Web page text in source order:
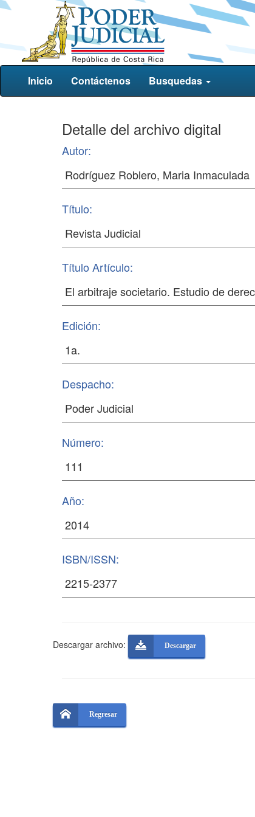
Inicio Contáctenos Busquedas
Detalle del archivo digital
Autor:
Título:
Título Artículo:
Edición:
Despacho:
Número:
Año:
ISBN/ISSN:
Descargar archivo: Descargar
Regresar